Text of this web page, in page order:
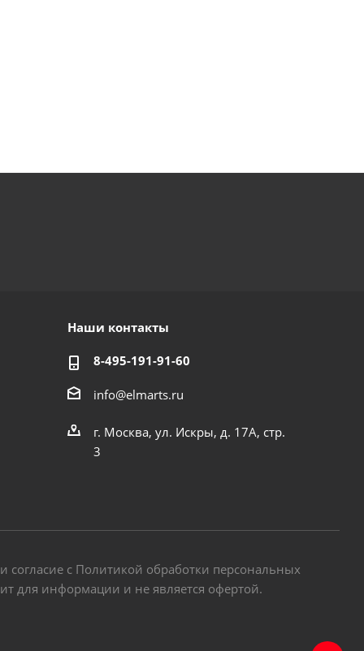
Наши контакты
8-495-191-91-60
info@elmarts.ru
г. Москва, ул. Искры, д. 17А, стр.
3
согласие с Политикой обработки персональных
для информации и не является офертой.